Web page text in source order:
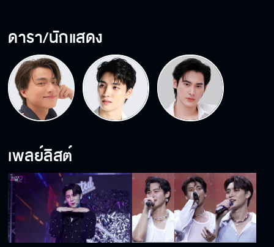
ดารา/นักแสดง
เพลย์ลิสต์